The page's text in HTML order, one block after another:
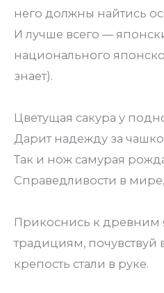
него должны найтись
И лучше всего —
национального
знает).
Цветущая сакура у
Дарит надежду за
Так и нож самурая
Справедливости в
Прикоснись к древним
традициям, почувствуй
крепость стали в руке.